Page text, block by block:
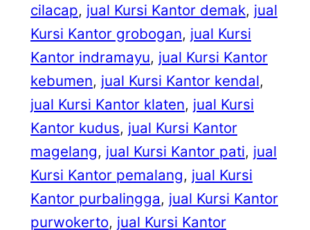
cilacap, jual Kursi Kantor demak, jual
Kursi Kantor grobogan, jual Kursi
Kantor indramayu, jual Kursi Kantor
kebumen, jual Kursi Kantor kendal
jual Kursi Kantor klaten, jual Kursi
Kantor kudus, jual Kursi Kantor
magelang, jual Kursi Kantor pati, jual
Kursi Kantor pemalang, jual Kursi
Kantor purbalingga, jual Kursi Kantor
purwokerto, jual Kursi Kantor